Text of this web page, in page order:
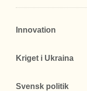
Innovation
Kriget i Ukraina
Svensk politik